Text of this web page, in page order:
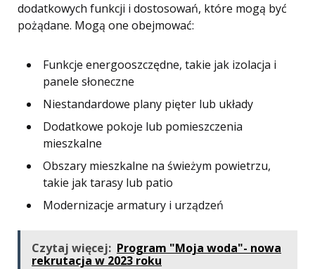
dodatkowych funkcji i dostosowań, które mogą być
pożądane. Mogą one obejmować:
Funkcje energooszczędne, takie jak izolacja i
panele słoneczne
Niestandardowe plany pięter lub układy
Dodatkowe pokoje lub pomieszczenia
mieszkalne
Obszary mieszkalne na świeżym powietrzu,
takie jak tarasy lub patio
Modernizacje armatury i urządzeń
Czytaj więcej: Program "Moja woda"- nowa
rekrutacja w 2023 roku